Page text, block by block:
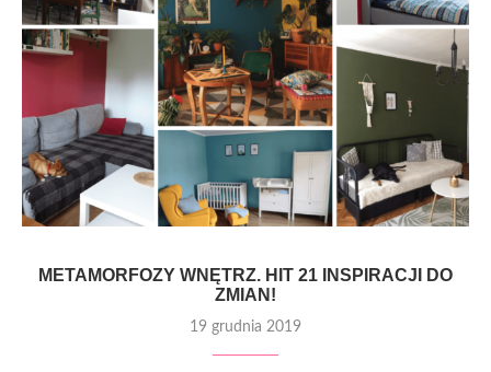
METAMORFOZY WNĘTRZ. HIT 21 INSPIRACJI DO
ZMIAN!
19 grudnia 2019